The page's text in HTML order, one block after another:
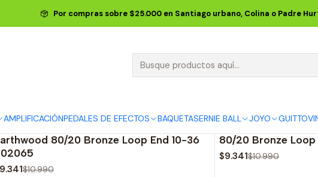
AMPLIFICACIÓNPEDALES DE EFECTOS BAQUETASERNIE BALL JOYO GUITTO
Por compras sobre $25.000 en Santiago urbano, Colina o Padre
Inicio ERNIE BALL CUERDAS ERNIE BALL Cuerdas
MANDOLINA
-15%OFF
80/20 Bronze Loop End 10-36
$10.990
-15%OFF
80/20 Bronze
$9.341$10.990